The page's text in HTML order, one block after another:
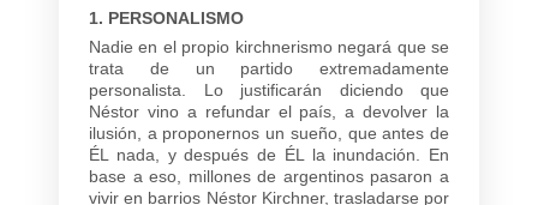
1. PERSONALISMO
Nadie en el propio kirchnerismo negará que se
trata de un partido extremadamente
personalista. Lo justificarán diciendo que
Néstor vino a refundar el país, a devolver la
ilusión, a proponernos un sueño, que antes de
ÉL nada, y después de ÉL la inundación. En
base a eso, millones de argentinos pasaron a
vivir en barrios Néstor Kirchner, trasladarse por